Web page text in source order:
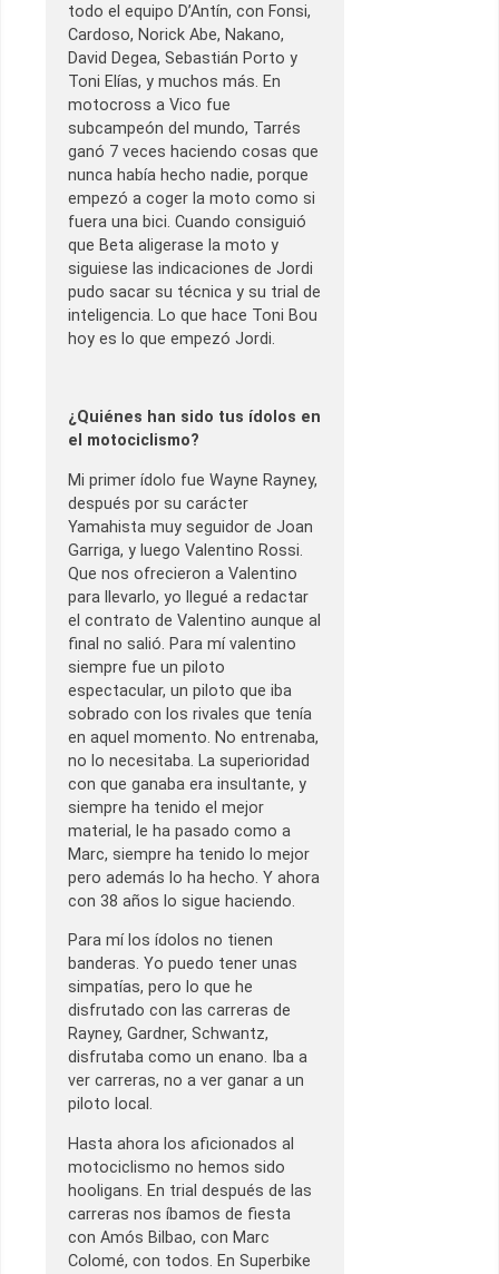
todo el equipo D’Antín, con Fonsi,
Cardoso, Norick Abe, Nakano,
David Degea, Sebastián Porto y
Toni Elías, y muchos más. En
motocross a Vico fue
subcampeón del mundo, Tarrés
ganó 7 veces haciendo cosas que
nunca había hecho nadie, porque
empezó a coger la moto como si
fuera una bici. Cuando consiguió
que Beta aligerase la moto y
siguiese las indicaciones de Jordi
pudo sacar su técnica y su trial de
inteligencia. Lo que hace Toni Bou
hoy es lo que empezó Jordi.
¿Quiénes han sido tus ídolos en
el motociclismo?
Mi primer ídolo fue Wayne Rayney,
después por su carácter
Yamahista muy seguidor de Joan
Garriga, y luego Valentino Rossi.
Que nos ofrecieron a Valentino
para llevarlo, yo llegué a redactar
el contrato de Valentino aunque al
final no salió. Para mí valentino
siempre fue un piloto
espectacular, un piloto que iba
sobrado con los rivales que tenía
en aquel momento. No entrenaba,
no lo necesitaba. La superioridad
con que ganaba era insultante, y
siempre ha tenido el mejor
material, le ha pasado como a
Marc, siempre ha tenido lo mejor
pero además lo ha hecho. Y ahora
con 38 años lo sigue haciendo.
Para mí los ídolos no tienen
banderas. Yo puedo tener unas
simpatías, pero lo que he
disfrutado con las carreras de
Rayney, Gardner, Schwantz,
disfrutaba como un enano. Iba a
ver carreras, no a ver ganar a un
piloto local.
Hasta ahora los aficionados al
motociclismo no hemos sido
hooligans. En trial después de las
carreras nos íbamos de fiesta
con Amós Bilbao, con Marc
Colomé, con todos. En Superbike